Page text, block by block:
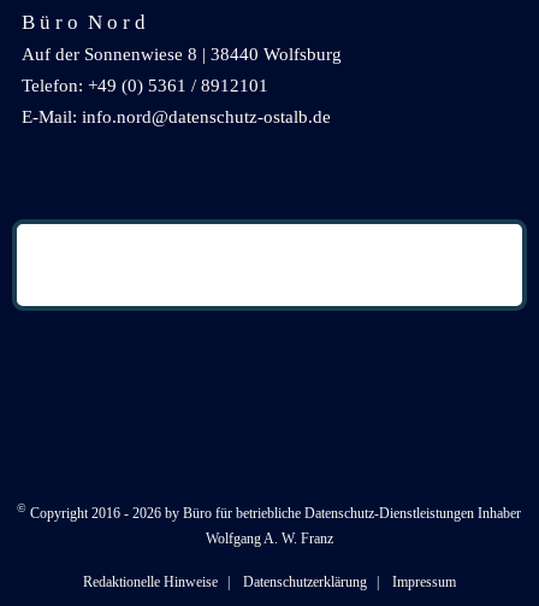
B ü r o N o r d
Auf der Sonnenwiese 8 | 38440 Wolfsburg
Telefon: +49 (0) 5361 / 8912101
E-Mail: info.nord@datenschutz-ostalb.de
© Copyright 2016 - 2026 by Büro für betriebliche Datenschutz-Dienstleistungen Inhaber
Wolfgang A. W. Franz
Redaktionelle Hinweise Datenschutzerklärung Impressum